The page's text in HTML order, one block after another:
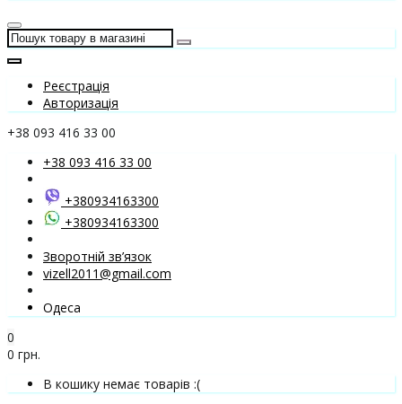
Реєстрація
Авторизація
+38 093 416 33 00
+38 093 416 33 00
+380934163300
+380934163300
Зворотній зв’язок
vizell2011@gmail.com
Одеса
0
0 грн.
В кошику немає товарів :(